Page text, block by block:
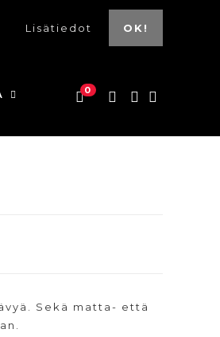
Lisätiedot OK!
0
Sekä matta- että